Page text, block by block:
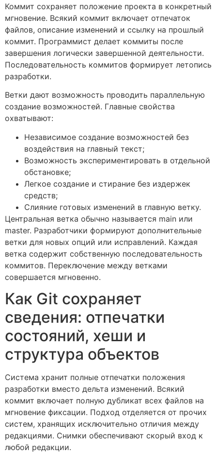
Коммит сохраняет положение проекта в конкретный
мгновение. Всякий коммит включает отпечаток
файлов, описание изменений и ссылку на прошлый
коммит. Программист делает коммиты после
завершения логически завершенной деятельности.
Последовательность коммитов формирует летопись
разработки.
Ветки дают возможность проводить параллельную
создание возможностей. Главные свойства
охватывают:
Независимое создание возможностей без
воздействия на главный текст;
Возможность экспериментировать в отдельной
обстановке;
Легкое создание и стирание без издержек
средств;
Слияние готовых изменений в главную ветку.
Центральная ветка обычно называется main или
master. Разработчики формируют дополнительные
ветки для новых опций или исправлений. Каждая
ветка содержит собственную последовательность
коммитов. Переключение между ветками
совершается мгновенно.
Как Git сохраняет
сведения: отпечатки
состояний, хеши и
структура объектов
Система хранит полные отпечатки положения
разработки вместо дельта изменений. Всякий
коммит включает полную дубликат всех файлов на
мгновение фиксации. Подход отделяется от прочих
систем, хранящих исключительно отличия между
редакциями. Снимки обеспечивают скорый вход к
любой редакции.